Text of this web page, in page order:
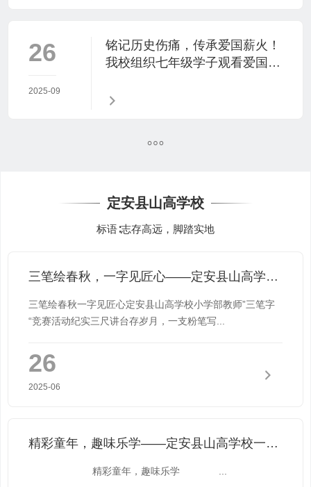
26
2025-09
铭记历史伤痛，传承爱国薪火！
我校组织七年级学子观看爱国主
定安县山高学校
标语∶志存高远，脚踏实地
三笔绘春秋，一字见匠心——定安县山高学校小学部教师“三笔字“竞赛活动纪实
三笔绘春秋一字见匠心定安县山高学校小学部教师”三笔字
“竞赛活动纪实三尺讲台存岁月，一支粉笔写...
26
2025-06
精彩童年，趣味乐学——定安县山高学校一二年级无纸化测评活动
精彩童年，趣味乐学 ...